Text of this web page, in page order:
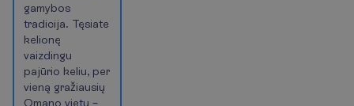
gamybos
tradicija. Tęsiate
kelionę
vaizdingu
pajūrio keliu, per
vieną gražiausių
Omano vietų –